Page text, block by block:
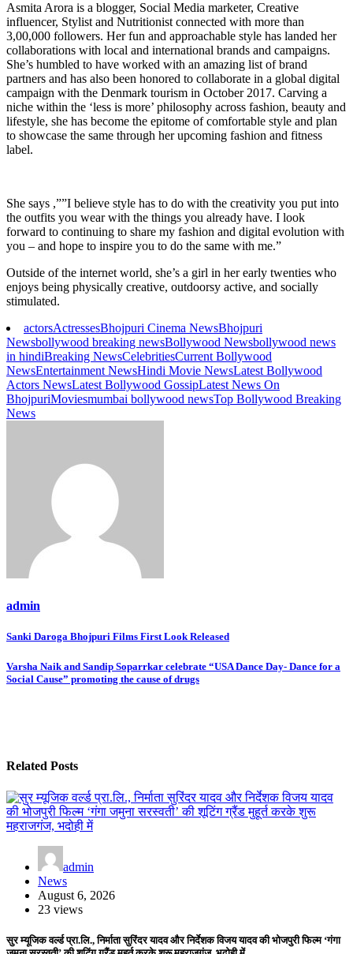
Asmita Arora is a blogger, Social Media marketer, Creative
influencer, Stylist and Nutritionist connected with more than
3,00,000 followers. Her fun and approachable style has landed her
collaborations with local and international brands and campaigns.
She’s humbled to have worked with an amazing list of brand
partners and has also been honored to collaborate in a global digital
campaign with the Denmark tourism in October 2017. Carving a
niche within the ‘less is more’ philosophy across fashion, beauty and
lifestyle, she has become the epitome of comfortable style and plan
to showcase the same through her upcoming fashion and fitness
label.
She says ,””I believe style has to do with the creativity you put into
the outfits you wear with the things you already have. I look
forward to continuing to share my fashion and digital evolution with
you – and hope to inspire you to do the same with me.”
Outside of the internet world, she’s a girl in her early twenties who
enjoys being physically creative, outdoorsy active, and socially
stimulated.
actorsActressesBhojpuri Cinema NewsBhojpuri
Newsbollywood breaking newsBollywood Newsbollywood news
in hindiBreaking NewsCelebritiesCurrent Bollywood
NewsEntertainment NewsHindi Movie NewsLatest Bollywood
Actors NewsLatest Bollywood GossipLatest News On
BhojpuriMoviesmumbai bollywood newsTop Bollywood Breaking
News
admin
Post
navigation
Sanki Daroga Bhojpuri Films First Look Released
Varsha Naik and Sandip Soparrkar celebrate “USA Dance Day- Dance for a
Social Cause” promoting the cause of drugs
Related Posts
admin
News
August 6, 2026
23 views
सुर म्यूजिक वर्ल्ड प्रा.लि., निर्माता सुरिंदर यादव और निर्देशक विजय यादव की भोजपुरी फिल्म ‘गंगा